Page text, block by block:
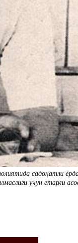
садоқатли
учун етарли